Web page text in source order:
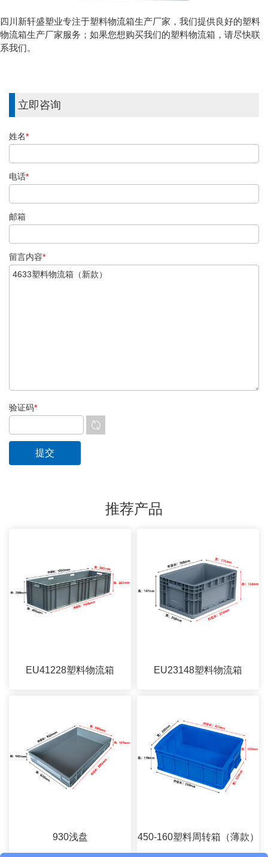
四川新轩盛塑业专注于塑料物流箱生产厂家 ，我们提供良好的塑料
物流箱生产厂家 服务；如果您想购买我们的塑料物流箱 ，请尽快联
系我们。
立即咨询
姓名*
电话*
邮箱
留言内容*
验证码*
推荐产品
EU41228塑料物流箱 EU23148塑料物流箱
930浅盘 450-160塑料周转箱（薄款）